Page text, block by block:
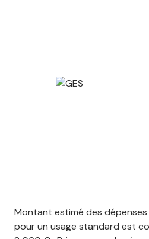
Montant estimé des dépenses
pour un usage standard est